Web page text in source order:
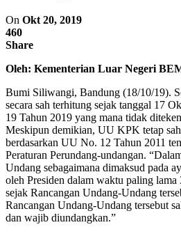
On Okt 20, 2019
460
Share
Oleh: Kementerian Luar Negeri
Bumi Siliwangi, Bandung (18/10/19).
secara sah terhitung sejak tanggal 17
19 Tahun 2019 yang mana tidak
Meskipun demikian, UU KPK tetap
berdasarkan UU No. 12 Tahun 2011
Peraturan Perundang-undangan.
Undang sebagaimana dimaksud pada
oleh Presiden dalam waktu paling
sejak Rancangan Undang-Undang
Rancangan Undang-Undang tersebut
dan wajib diundangkan.”